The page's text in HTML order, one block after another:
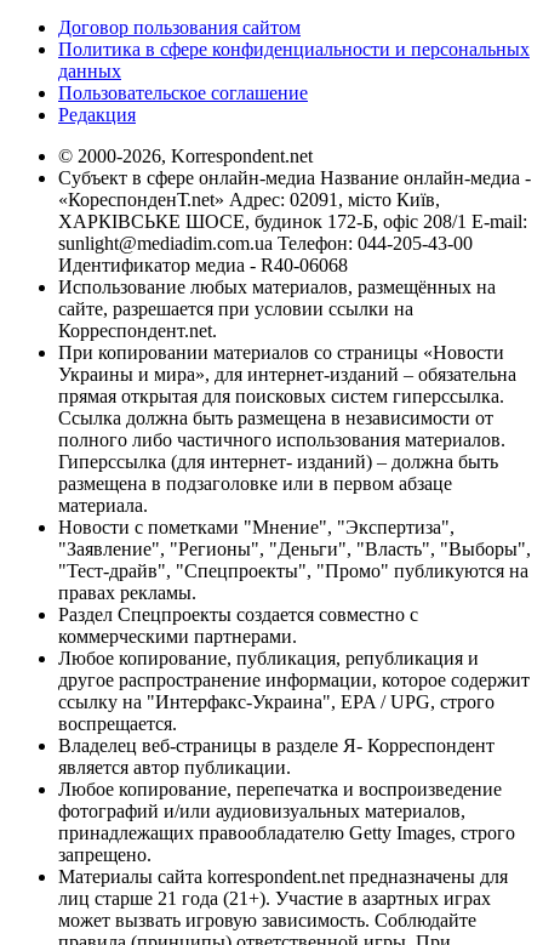
Договор пользования сайтом
Политика в сфере конфиденциальности и персональных
данных
Пользовательское соглашение
Редакция
© 2000-2026, Korrespondent.net
Субъект в сфере онлайн-медиа Название онлайн-медиа -
«КореспонденТ.net» Адрес: 02091, місто Київ,
ХАРКІВСЬКЕ ШОСЕ, будинок 172-Б, офіс 208/1 E-mail:
sunlight@mediadim.com.ua Телефон: 044-205-43-00
Идентификатор медиа - R40-06068
Использование любых материалов, размещённых на
сайте, разрешается при условии ссылки на
Корреспондент.net.
При копировании материалов со страницы «Новости
Украины и мира», для интернет-изданий – обязательна
прямая открытая для поисковых систем гиперссылка.
Ссылка должна быть размещена в независимости от
полного либо частичного использования материалов.
Гиперссылка (для интернет- изданий) – должна быть
размещена в подзаголовке или в первом абзаце
материала.
Новости с пометками "Мнение", "Экспертиза",
"Заявление", "Регионы", "Деньги", "Власть", "Выборы",
"Тест-драйв", "Спецпроекты", "Промо" публикуются на
правах рекламы.
Раздел Спецпроекты создается совместно с
коммерческими партнерами.
Любое копирование, публикация, републикация и
другое распространение информации, которое содержит
ссылку на "Интерфакс-Украина", EPA / UPG, строго
воспрещается.
Владелец веб-страницы в разделе Я- Корреспондент
является автор публикации.
Любое копирование, перепечатка и воспроизведение
фотографий и/или аудиовизуальных материалов,
принадлежащих правообладателю Getty Images, строго
запрещено.
Материалы сайта korrespondent.net предназначены для
лиц старше 21 года (21+). Участие в азартных играх
может вызвать игровую зависимость. Соблюдайте